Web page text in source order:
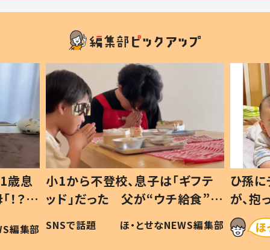
歳息
？」
編集部
小1から不登校、息子は「ギフテ
ッド」だった 父が“ウチ給食”を
作り続ける理由とは #令和の親
#令和の子
SNSで話題 ほ・とせなNEWS編集部
ひ孫
が、
「涙が
い」